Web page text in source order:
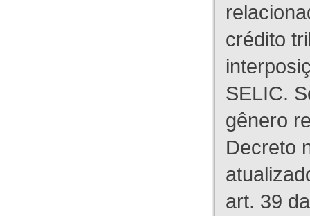
crédito
SELIC.
gênero
Decreto
art. 39